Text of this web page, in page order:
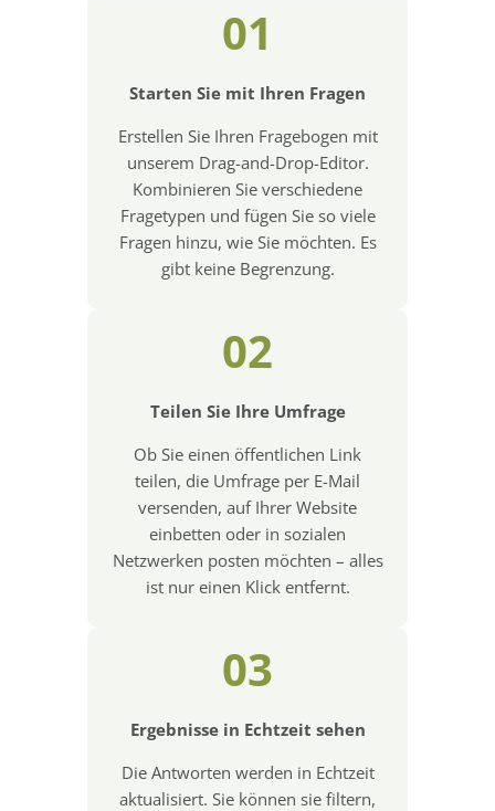
01
Starten Sie mit Ihren Fragen
Erstellen Sie Ihren Fragebogen mit
unserem Drag-and-Drop-Editor.
Kombinieren Sie verschiedene
Fragetypen und fügen Sie so viele
Fragen hinzu, wie Sie möchten. Es
gibt keine Begrenzung.
02
Teilen Sie Ihre Umfrage
Ob Sie einen öffentlichen Link
teilen, die Umfrage per E-Mail
versenden, auf Ihrer Website
einbetten oder in sozialen
Netzwerken posten möchten – alles
ist nur einen Klick entfernt.
03
Ergebnisse in Echtzeit sehen
Die Antworten werden in Echtzeit
aktualisiert. Sie können sie filtern,